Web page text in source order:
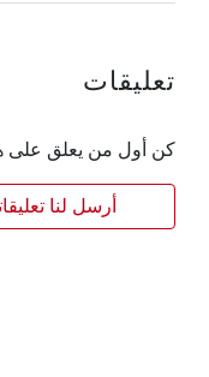
تعليقات
كن أول من يعلق على
أرسل لنا